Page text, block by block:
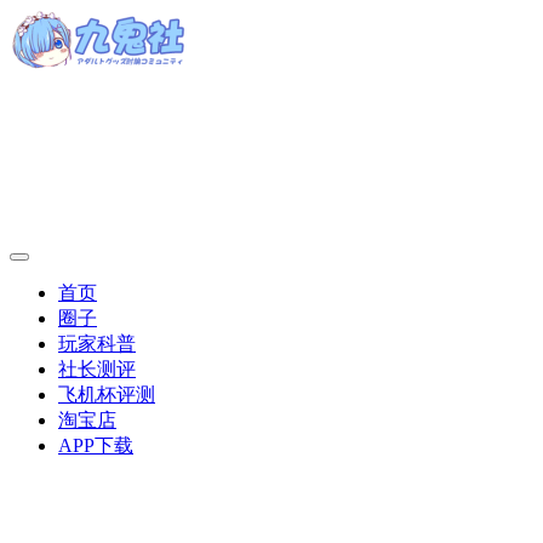
首页
圈子
玩家科普
社长测评
飞机杯评测
淘宝店
APP下载